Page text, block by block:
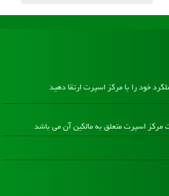
خود را با مرکز اسپرت ارتقا دهید